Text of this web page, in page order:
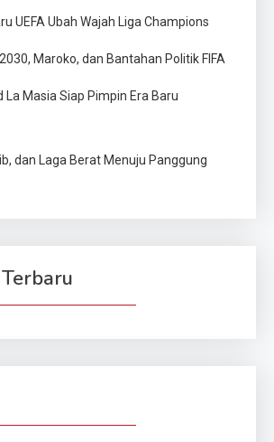
UEFA Ubah Wajah Liga Champions
Maroko, dan Bantahan Politik FIFA
La Masia Siap Pimpin Era Baru
dan Laga Berat Menuju Panggung